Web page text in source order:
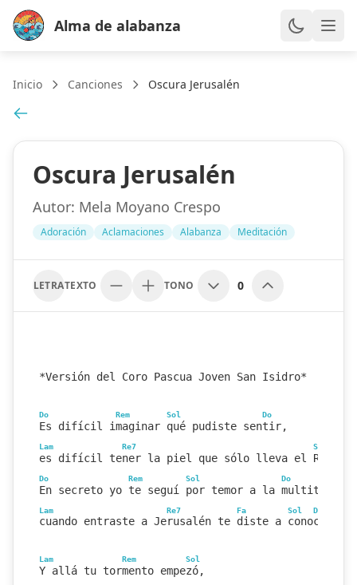
Alma de alabanza
Inicio Canciones Oscura Jerusalén
Oscura Jerusalén
Autor: Mela Moyano Crespo
Adoración Aclamaciones Alabanza Meditación
LETRATEXTO TONO 0
*Versión del Coro Pascua Joven San Isidro*
Do Rem Sol Do
Es difícil imaginar qué pudiste sentir,
Lam Re7 Sol
es difícil tener la piel que sólo lleva el Rey.
Do Rem Sol Do
En secreto yo te seguí por temor a la multitud,
Lam Re7 Fa Sol Do
cuando entraste a Jerusalén te diste a conocer.
Lam Rem Sol
Y allá tu tormento empezó,